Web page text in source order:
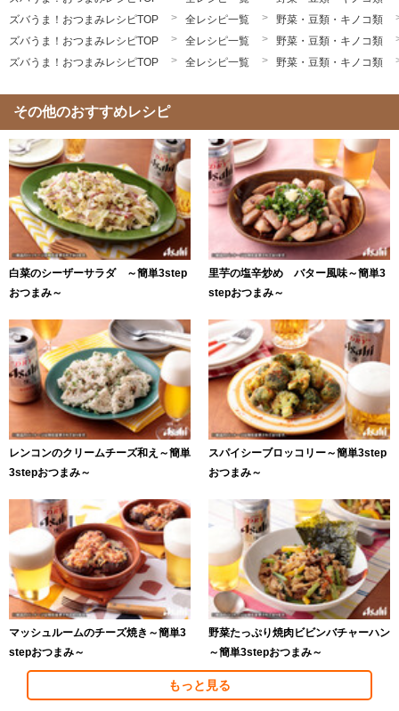
ズバうま！おつまみレシピTOP
全レシピ一覧
野菜・豆類・キノコ類
ズバうま！おつまみレシピTOP
全レシピ一覧
野菜・豆類・キノコ類
ズバうま！おつまみレシピTOP
全レシピ一覧 野菜・豆類・キノコ類
その他のおすすめレシピ
白菜のシーザーサラダ ～簡単3step
おつまみ～
里芋の塩辛炒め バター風味～簡単3
stepおつまみ～
レンコンのクリームチーズ和え～簡単
3stepおつまみ～
スパイシーブロッコリー～簡単3step
おつまみ～
マッシュルームのチーズ焼き～簡単3
stepおつまみ～
野菜たっぷり焼肉ビビンバチャーハン
～簡単3stepおつまみ～
もっと見る